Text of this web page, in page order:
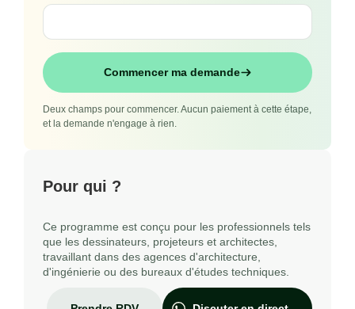
Commencer ma demande
Deux champs pour commencer. Aucun paiement à cette étape,
et la demande n'engage à rien.
Pour qui ?
Ce programme est conçu pour les professionnels tels
que les dessinateurs, projeteurs et architectes,
travaillant dans des agences d'architecture,
d'ingénierie ou des bureaux d'études techniques.